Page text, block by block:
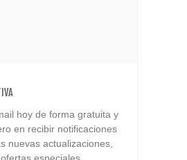
hoy de forma gratuita y
en recibir notificaciones
nuevas actualizaciones,